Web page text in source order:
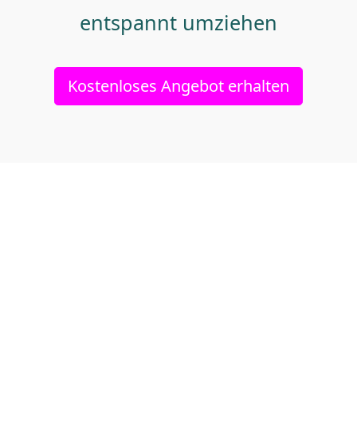
entspannt umziehen
Kostenloses Angebot erhalten